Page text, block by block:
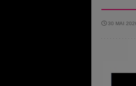
30 MAI